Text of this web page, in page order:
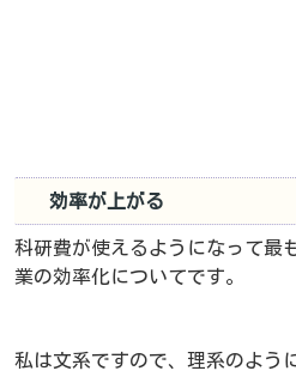
効率が上がる
科研費が使えるようになって最
業の効率化についてです。
私は文系ですので、理系のよう